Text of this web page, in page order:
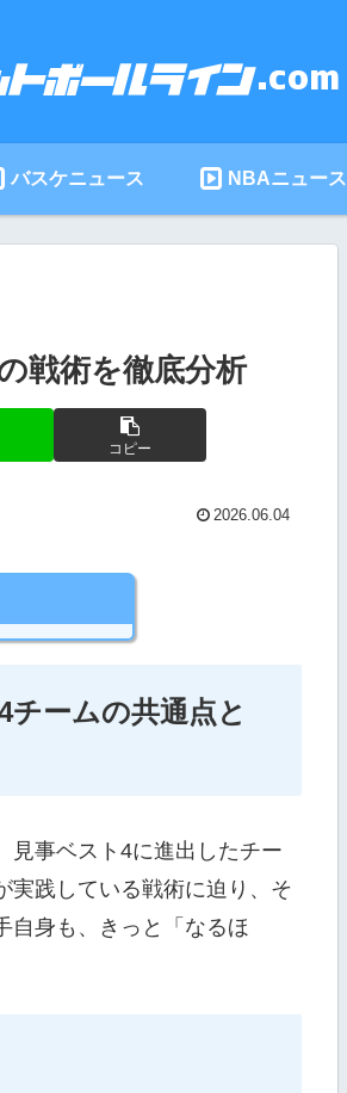
バスケニュース NBAニュース
戦術を徹底分析
コピー
2026.06.04
ームの共通点と
見事ベスト4に進出したチー
実践している戦術に迫り、そ
自身も、きっと「なるほ